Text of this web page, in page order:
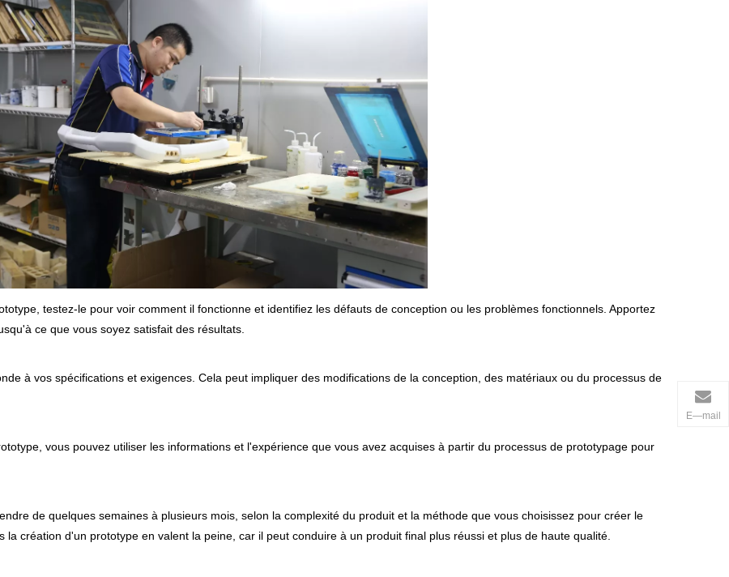
testez-le pour voir comment il fonctionne et identifiez les défauts de conception ou les problèmes fonctionnels. Apportez
ce que vous soyez satisfait des résultats.
à vos spécifications et exigences. Cela peut impliquer des modifications de la conception, des matériaux ou du processus de
vous pouvez utiliser les informations et l'expérience que vous avez acquises à partir du processus de prototypage pour
de quelques semaines à plusieurs mois, selon la complexité du produit et la méthode que vous choisissez pour créer le
création d'un prototype en valent la peine, car il peut conduire à un produit final plus réussi et plus de haute qualité.
E—mail